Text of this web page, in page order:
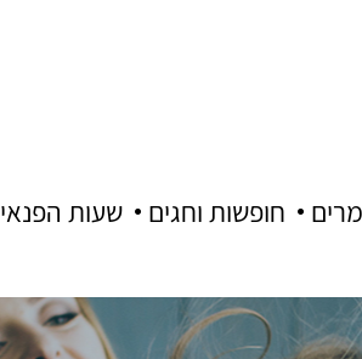
שעות הפנאי חופשות וחגים